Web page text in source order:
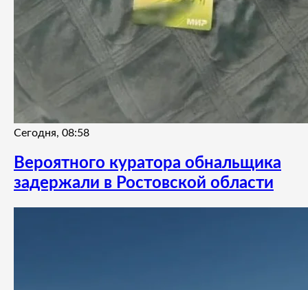
Сегодня, 08:58
Вероятного куратора обнальщика
задержали в Ростовской области